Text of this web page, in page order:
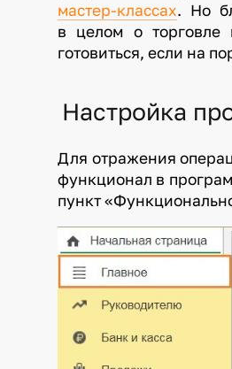
мастер-классах. Но
в целом о торговле
готовиться, если на
Настройка
Для отражения
функционал в
пункт